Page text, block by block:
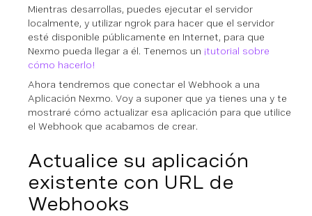
Mientras desarrollas, puedes ejecutar el servidor
localmente, y utilizar ngrok para hacer que el servidor
esté disponible públicamente en Internet, para que
Nexmo pueda llegar a él. Tenemos un ¡tutorial sobre
cómo hacerlo!
Ahora tendremos que conectar el Webhook a una
Aplicación Nexmo. Voy a suponer que ya tienes una y te
mostraré cómo actualizar esa aplicación para que utilice
el Webhook que acabamos de crear.
Actualice su aplicación
existente con URL de
Webhooks